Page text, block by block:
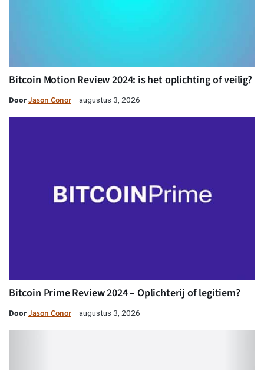
Bitcoin Motion Review 2024: is het oplichting of veilig?
DoorJason Conor augustus 3, 2026
Bitcoin Prime Review 2024 – Oplichterij of legitiem?
DoorJason Conor augustus 3, 2026